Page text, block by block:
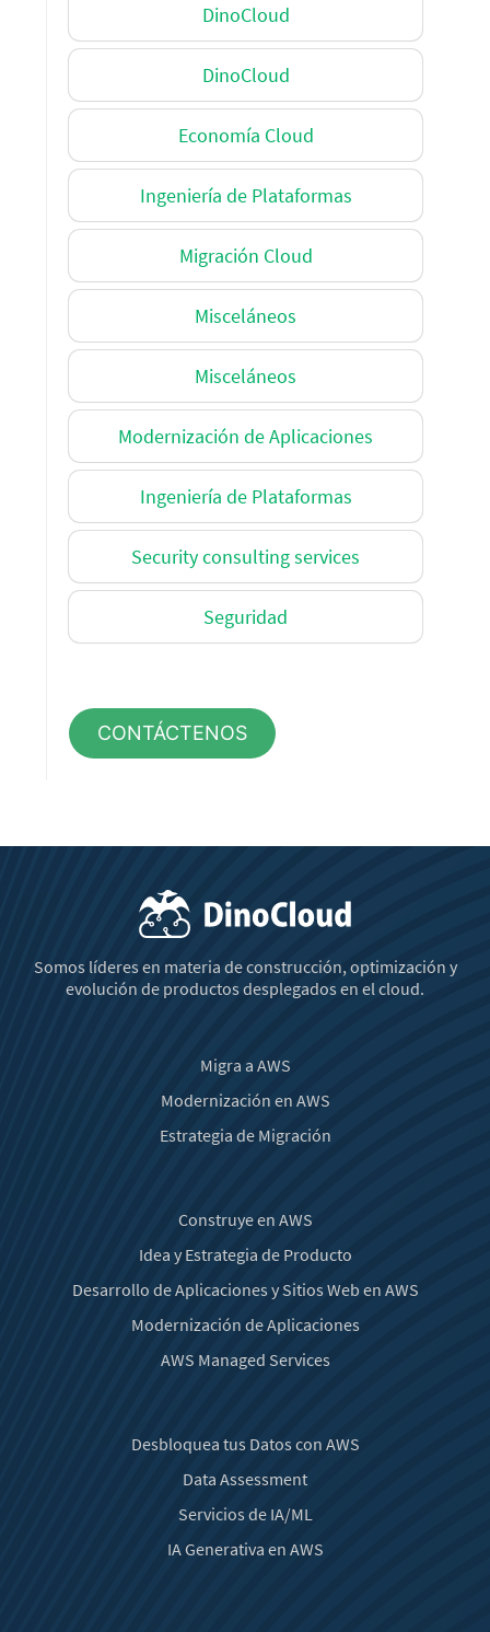
DinoCloud
DinoCloud
Economía Cloud
Ingeniería de Plataformas
Migración Cloud
Misceláneos
Misceláneos
Modernización de Aplicaciones
Ingeniería de Plataformas
Security consulting services
Seguridad
CONTÁCTENOS
Somos líderes en materia de construcción, optimización y
evolución de productos desplegados en el cloud.
Migra a AWS
Modernización en AWS
Estrategia de Migración
Construye en AWS
Idea y Estrategia de Producto
Desarrollo de Aplicaciones y Sitios Web en AWS
Modernización de Aplicaciones
AWS Managed Services
Desbloquea tus Datos con AWS
Data Assessment
Servicios de IA/ML
IA Generativa en AWS